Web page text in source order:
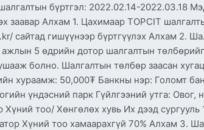
бүртгэл: 2022.02.14-2022.03.18
заавар Алхам 1. Цахимаар TOPCIT
сайтад гишүүнээр бүртгүүлэх Алхам 2.
ажлын 5 өдрийн дотор шалгалтын
болно. Шалгалтын төлбөр заасан
хураамж: 50,000₮ Банкны нэр: Голомт
үндэсний парк Гүйлгээний утга:
тоо/ Хөнгөлөх хувь Их дээд сургууль
Хүний тоо хамаарахгүй 70% Алхам 3.